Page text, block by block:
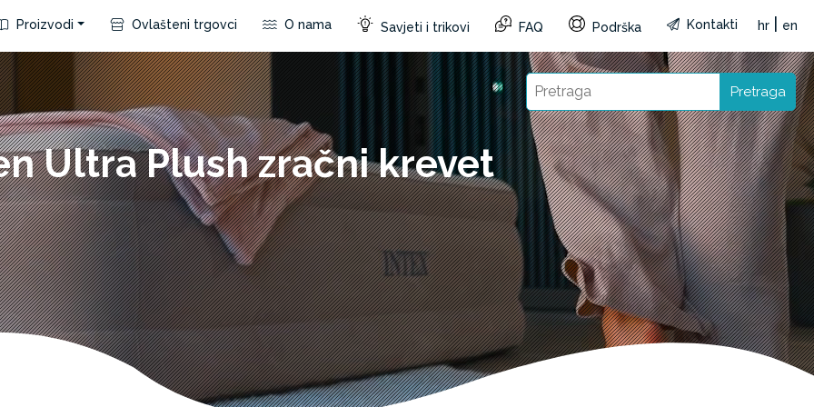
Proizvodi Ovlašteni trgovci O nama Savjeti i trikovi FAQ Podrška Kontakti hr en
Pretraga
Ultra Plush zračni krevet